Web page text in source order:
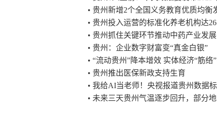
• 贵州新增2个全国义务教育优质均衡
• 贵州投入运营的标准化养老机构达
• 贵州抓住关键环节推动中药产业发展
• 贵州：企业数字财富变“真金白银”
• “流动贵州”降本增效 实体经济“筋络
• 贵州推出医保新政支持生育
• 我给AI当老师！央视报道贵州数据
• 未来三天贵州气温逐步回升，部分